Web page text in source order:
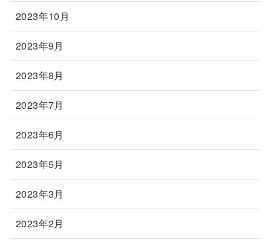
2023年10月
2023年9月
2023年8月
2023年7月
2023年6月
2023年5月
2023年3月
2023年2月